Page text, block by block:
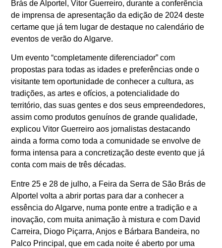
Brás de Alportel, Vitor Guerreiro, durante a conferência
de imprensa de apresentação da edição de 2024 deste
certame que já tem lugar de destaque no calendário de
eventos de verão do Algarve.
Um evento “completamente diferenciador” com
propostas para todas as idades e preferências onde o
visitante tem oportunidade de conhecer a cultura, as
tradições, as artes e ofícios, a potencialidade do
território, das suas gentes e dos seus empreendedores,
assim como produtos genuínos de grande qualidade,
explicou Vitor Guerreiro aos jornalistas destacando
ainda a forma como toda a comunidade se envolve de
forma intensa para a concretização deste evento que já
conta com mais de três décadas.
Entre 25 e 28 de julho, a Feira da Serra de São Brás de
Alportel volta a abrir portas para dar a conhecer a
essência do Algarve, numa ponte entre a tradição e a
inovação, com muita animação à mistura e com David
Carreira, Diogo Piçarra, Anjos e Bárbara Bandeira, no
Palco Principal, que em cada noite é aberto por uma